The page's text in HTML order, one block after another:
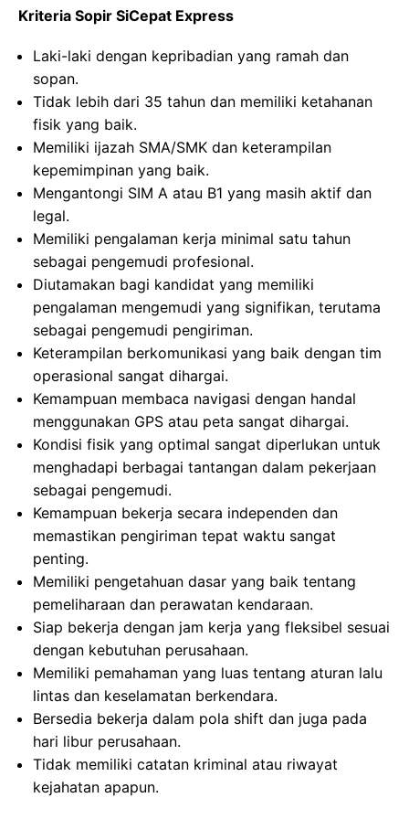
Kriteria Sopir SiCepat Express
Laki-laki dengan kepribadian yang ramah dan
sopan.
Tidak lebih dari 35 tahun dan memiliki ketahanan
fisik yang baik.
Memiliki ijazah SMA/SMK dan keterampilan
kepemimpinan yang baik.
Mengantongi SIM A atau B1 yang masih aktif dan
legal.
Memiliki pengalaman kerja minimal satu tahun
sebagai pengemudi profesional.
Diutamakan bagi kandidat yang memiliki
pengalaman mengemudi yang signifikan, terutama
sebagai pengemudi pengiriman.
Keterampilan berkomunikasi yang baik dengan tim
operasional sangat dihargai.
Kemampuan membaca navigasi dengan handal
menggunakan GPS atau peta sangat dihargai.
Kondisi fisik yang optimal sangat diperlukan untuk
menghadapi berbagai tantangan dalam pekerjaan
sebagai pengemudi.
Kemampuan bekerja secara independen dan
memastikan pengiriman tepat waktu sangat
penting.
Memiliki pengetahuan dasar yang baik tentang
pemeliharaan dan perawatan kendaraan.
Siap bekerja dengan jam kerja yang fleksibel sesuai
dengan kebutuhan perusahaan.
Memiliki pemahaman yang luas tentang aturan lalu
lintas dan keselamatan berkendara.
Bersedia bekerja dalam pola shift dan juga pada
hari libur perusahaan.
Tidak memiliki catatan kriminal atau riwayat
kejahatan apapun.